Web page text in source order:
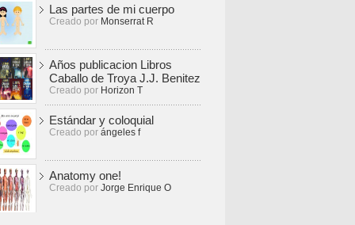
Las partes de mi cuerpo
Creado por Monserrat R
Años publicacion Libros
Caballo de Troya J.J. Benitez
Creado por Horizon T
Estándar y coloquial
Creado por ángeles f
Anatomy one!
Creado por Jorge Enrique O